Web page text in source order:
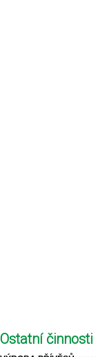
Ostatní